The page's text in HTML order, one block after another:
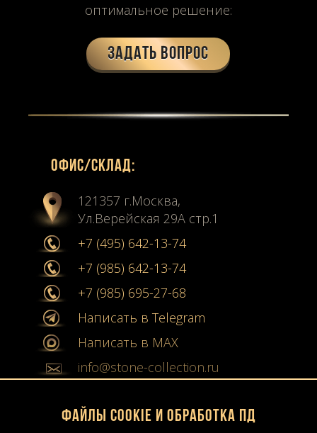
оптимальное решение:
Задать вопрос
Офиc/склад:
121357 г.Москва,
Ул.Верейская 29А стр.1
+7 (495) 642-13-74
+7 (985) 642-13-74
+7 (985) 695-27-68
Написать в Telegram
Написать в MAX
info@stone-collection.ru
Мы в социальных сетях:
Файлы Cookie и обработка ПД